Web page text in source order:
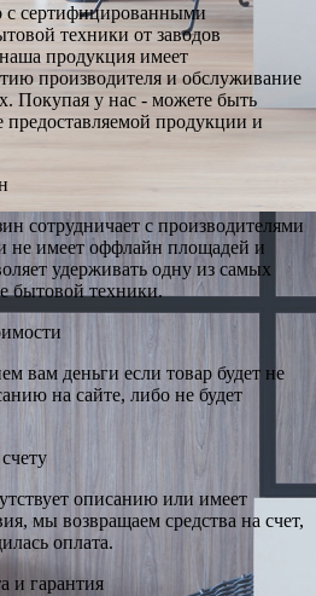
с сертифицированными
техники от заводов
продукция имеет
производителя и обслуживание
Покупая у нас - можете быть
предоставляемой продукции и
сотрудничает с производителями
не имеет оффлайн площадей и
удерживать одну из самых
бытовой техники.
вам деньги если товар будет не
на сайте, либо не будет
описанию или имеет
мы возвращаем средства на счет,
оплата.
и гарантия